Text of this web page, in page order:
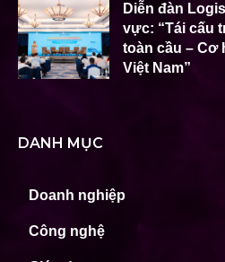
Diễn đàn
vực: “Tái cấu
toàn cầu – Cơ
Việt Nam”
DANH MỤC
Doanh nghiệp
Công nghệ